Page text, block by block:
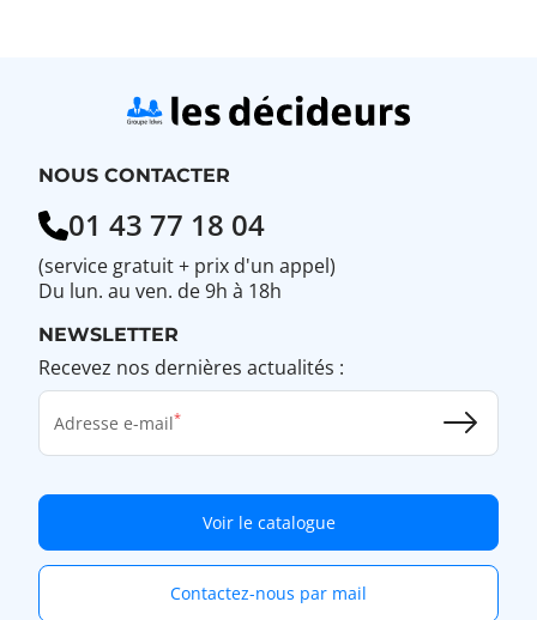
NOUS CONTACTER
01 43 77 18 04
(service gratuit + prix d'un appel)
Du lun. au ven. de 9h à 18h
NEWSLETTER
Recevez nos dernières actualités :
Adresse e-mail
Voir le catalogue
Contactez-nous par mail